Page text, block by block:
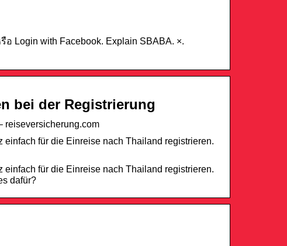
อ Login with Facebook. Explain SBABA. ×.
bei der Registrierung
reiseversicherung.com
für die Einreise nach Thailand registrieren.
für die Einreise nach Thailand registrieren.
dafür?